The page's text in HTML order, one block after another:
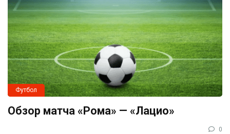
Футбол
Обзор матча «Рома» — «Лацио»
0